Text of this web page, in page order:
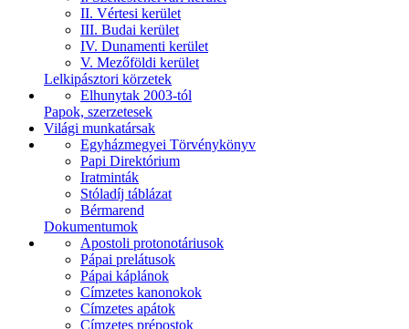
II. Vértesi kerület
III. Budai kerület
IV. Dunamenti kerület
V. Mezőföldi kerület
Lelkipásztori körzetek
Elhunytak 2003-tól
Papok, szerzetesek
Világi munkatársak
Egyházmegyei Törvénykönyv
Papi Direktórium
Iratminták
Stóladíj táblázat
Bérmarend
Dokumentumok
Apostoli protonotáriusok
Pápai prelátusok
Pápai káplánok
Címzetes kanonokok
Címzetes apátok
Címzetes prépostok